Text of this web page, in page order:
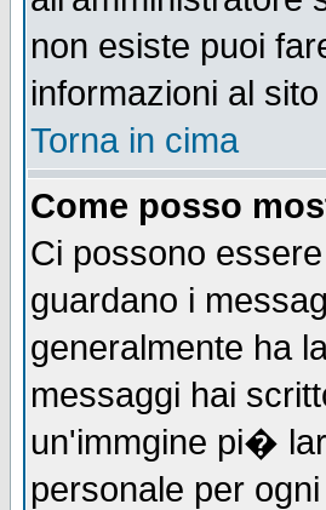
non esiste puoi
informazioni al
Torna in cima
Come posso
Ci possono
guardano i
generalmente ha
messaggi hai
un'immgine pi�
personale per